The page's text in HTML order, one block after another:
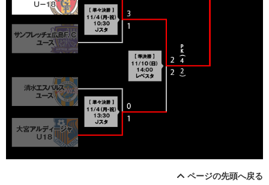
ページの先頭へ戻る